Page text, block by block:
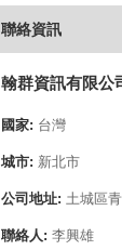
聯絡資訊
翰群資訊有限公
國家: 台灣
城市: 新北市
公司地址: 土城區
聯絡人: 李興雄